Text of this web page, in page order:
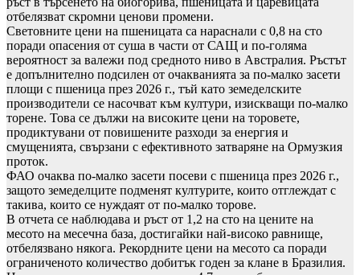
отбелязват скромни ценови промени.
Световните цени на пшеницата са нараснали с 0,8 на сто
поради опасения от суша в части от САЩ и по-голяма
вероятност за валежи под средното ниво в Австралия. Ръстът
е допълнително подсилен от очакванията за по-малко засети
площи с пшеница през 2026 г., тъй като земеделските
производители се насочват към култури, изискващи по-малко
торене. Това се дължи на високите цени на торовете,
продиктувани от повишените разходи за енергия и
смущенията, свързани с ефективното затваряне на Ормузкия
проток.
ФАО очаква по-малко засети посеви с пшеница през 2026 г.,
защото земеделците подменят културите, които отглеждат с
такива, които се нуждаят от по-малко торове.
В отчета се наблюдава и ръст от 1,2 на сто на цените на
месото на месечна база, достигайки най-високо равнище,
отбелязвано някога. Рекордните цени на месото са поради
ограниченото количество добитък годен за клане в Бразилия.